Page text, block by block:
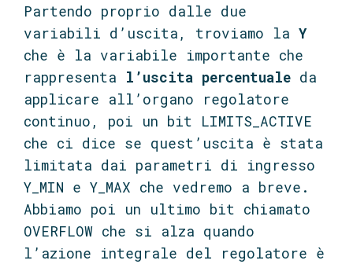
Partendo proprio dalle due
variabili d’uscita, troviamo la Y
che è la variabile importante che
rappresenta l’uscita percentuale da
applicare all’organo regolatore
continuo, poi un bit LIMITS_ACTIVE
che ci dice se quest’uscita è stata
limitata dai parametri di ingresso
Y_MIN e Y_MAX che vedremo a breve.
Abbiamo poi un ultimo bit chiamato
OVERFLOW che si alza quando
l’azione integrale del regolatore è